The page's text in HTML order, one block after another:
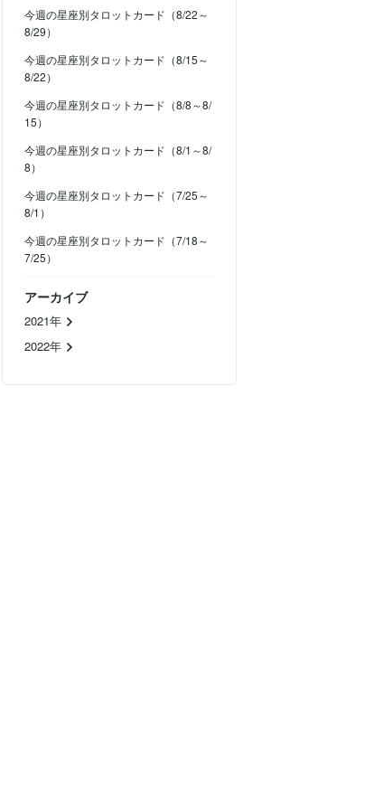
今週の星座別タロットカード（8/22～
8/29）
今週の星座別タロットカード（8/15～
8/22）
今週の星座別タロットカード（8/8～8/
15）
今週の星座別タロットカード（8/1～8/
8）
今週の星座別タロットカード（7/25～
8/1）
今週の星座別タロットカード（7/18～
7/25）
アーカイブ
2021年
2022年